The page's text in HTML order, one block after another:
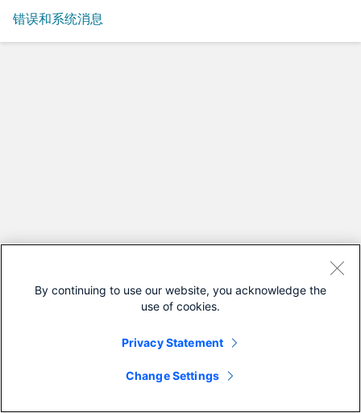
错误和系统消息
By continuing to use our website, you acknowledge the
use of cookies.
Privacy Statement
Change Settings